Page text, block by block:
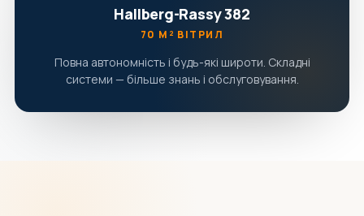
Hallberg-Rassy 382
70 М² ВІТРИЛ
Повна автономність і будь-які широти. Складні
системи — більше знань і обслуговування.